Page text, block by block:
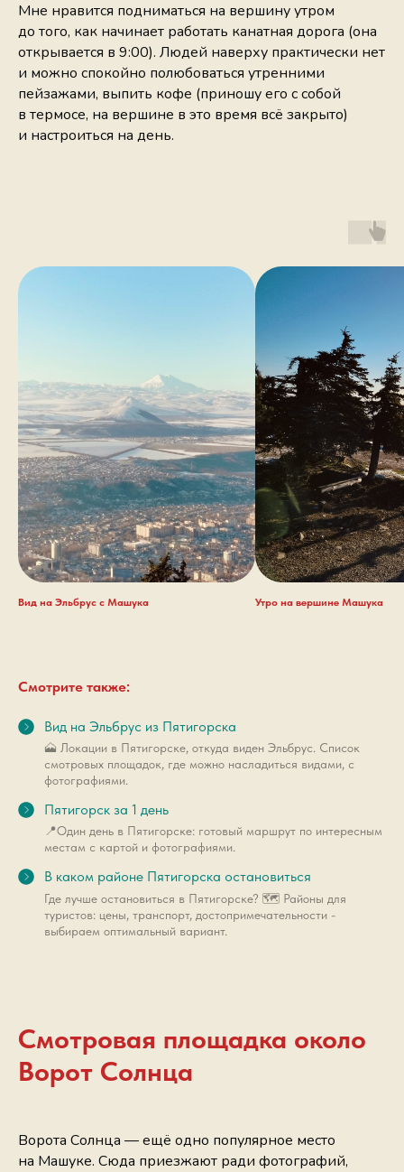
Мне нравится подниматься на вершину утром
до того, как начинает работать канатная дорога (она
открывается в 9:00). Людей наверху практически нет
и можно спокойно полюбоваться утренними
пейзажами, выпить кофе (приношу его с собой
в термосе, на вершине в это время всё закрыто)
и настроиться на день.
Вид на Эльбрус с Машука Утро на вершине Машука
Смотрите также:
Вид на Эльбрус из Пятигорска
🗻 Локации в Пятигорске, откуда виден Эльбрус. Список
смотровых площадок, где можно насладиться видами, с
фотографиями.
Пятигорск за 1 день
📍Один день в Пятигорске: готовый маршрут по интересным
местам с картой и фотографиями.
В каком районе Пятигорска остановиться
Где лучше остановиться в Пятигорске? 🗺️ Районы для
туристов: цены, транспорт, достопримечательности -
выбираем оптимальный вариант.
Смотровая площадка около
Ворот Солнца
Ворота Солнца — ещё одно популярное место
на Машуке. Сюда приезжают ради фотографий,